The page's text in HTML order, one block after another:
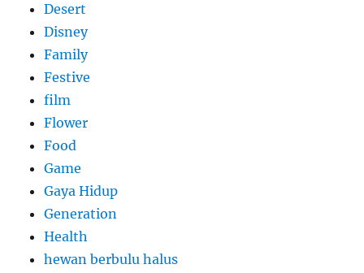
Desert
Disney
Family
Festive
film
Flower
Food
Game
Gaya Hidup
Generation
Health
hewan berbulu halus